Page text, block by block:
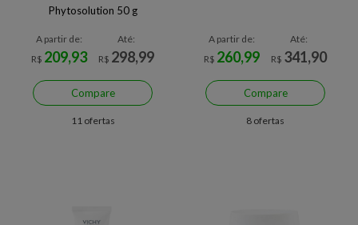
Phytosolution 50 g
A partir de:
R$ 209,93
Até:
R$ 298,99
Compare
11 ofertas
A partir de:
R$ 260,99
Até:
R$ 341,90
Compare
8 ofertas